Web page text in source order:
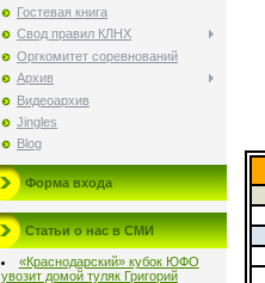
Гостевая книга
Свод правил КЛНХ
Оргкомитет соревнований
Архив
Видеоархив
Jingles
Blog
Форма входа
Статьи о нас в СМИ
«Краснодарский» кубок ЮФО
увозит домой туляк Григорий